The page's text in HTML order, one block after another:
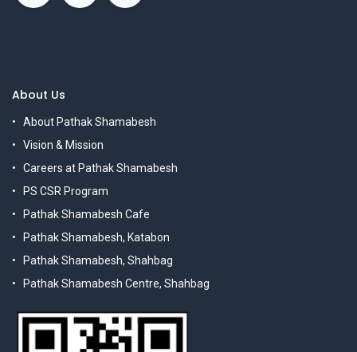
About Us
About Pathak Shamabesh
Vision & Mission
Careers at Pathak Shamabesh
PS CSR Program
Pathak Shamabesh Cafe
Pathak Shamabesh, Katabon
Pathak Shamabesh, Shahbag
Pathak Shamabesh Centre, Shahbag